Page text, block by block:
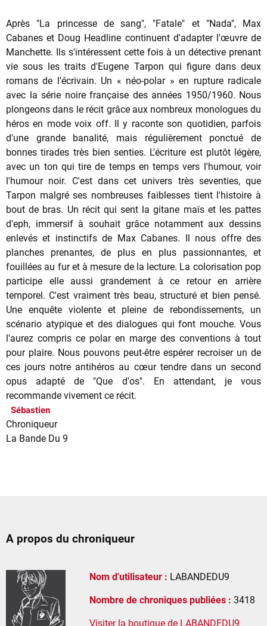
Après "La princesse de sang", "Fatale" et "Nada", Max
Cabanes et Doug Headline continuent d'adapter l'œuvre de
Manchette. Ils s'intéressent cette fois à un détective prenant
vie sous les traits d'Eugene Tarpon qui figure dans deux
romans de l'écrivain. Un « néo-polar » en rupture radicale
avec la série noire française des années 1950/1960. Nous
plongeons dans le récit grâce aux nombreux monologues du
héros en mode voix off. Il y raconte son quotidien, parfois
d'une grande banalité, mais régulièrement ponctué de
bonnes tirades très bien senties. L'écriture est plutôt légère,
avec un ton qui tire de temps en temps vers l'humour, voir
l'humour noir. C'est dans cet univers très seventies, que
Tarpon malgré ses nombreuses faiblesses tient l'histoire à
bout de bras. Un récit qui sent la gitane maïs et les pattes
d'eph, immersif à souhait grâce notamment aux dessins
enlevés et instinctifs de Max Cabanes. Il nous offre des
planches prenantes, de plus en plus passionnantes, et
fouillées au fur et à mesure de la lecture. La colorisation pop
participe elle aussi grandement à ce retour en arrière
temporel. C'est vraiment très beau, structuré et bien pensé.
Une enquête violente et pleine de rebondissements, un
scénario atypique et des dialogues qui font mouche. Vous
l'aurez compris ce polar en marge des conventions à tout
pour plaire. Nous pouvons peut-être espérer recroiser un de
ces jours notre antihéros au cœur tendre dans un second
opus adapté de "Que d'os". En attendant, je vous
recommande vivement ce récit.
Sébastien
Chroniqueur
La Bande Du 9
A propos du chroniqueur
Nom d'utilisateur : LABANDEDU9
Nombre de chroniques publiées : 3418
Visiter la boutique de LABANDEDU9